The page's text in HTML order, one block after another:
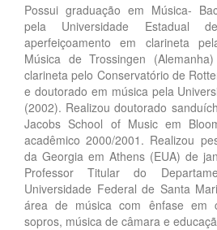
Possui graduação em Música-
pela Universidade Estadual
aperfeiçoamento em clarineta
Música de Trossingen
clarineta pelo Conservatório de
e doutorado em música pela
(2002). Realizou doutorado
Jacobs School of Music em
acadêmico 2000/2001. Realizou
da Georgia em Athens (EUA) de
Professor Titular do
Universidade Federal de Santa
área de música com ênfase em
sopros, música de câmara e